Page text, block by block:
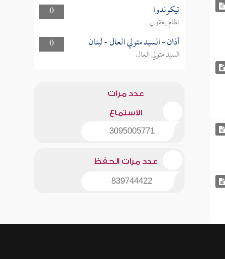
0
تيكوندوا
نظام يعقوبي
0
أذان - السيد متولي العال - لبنان
السيد متولي العال
عدد مرات
الاستماع
3095005771
عدد مرات الحفظ
839744422